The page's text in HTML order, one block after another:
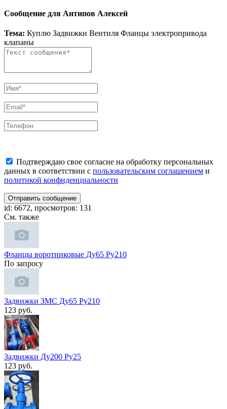
Сообщение для Антипов Алексей
Тема: Куплю Задвижки Вентиля Фланцы электропривода
клапаны
Подтверждаю свое согласие на обработку персональных
данных в соответствии с пользовательским соглашением и
политикой конфиденциальности
Отправить сообщение
id: 6672, просмотров: 131
См. также
Фланцы воротниковые Ду65 Ру210
По запросу
Задвижки ЗМС Ду65 Ру210
123 руб.
Задвижки Ду200 Ру25
123 руб.